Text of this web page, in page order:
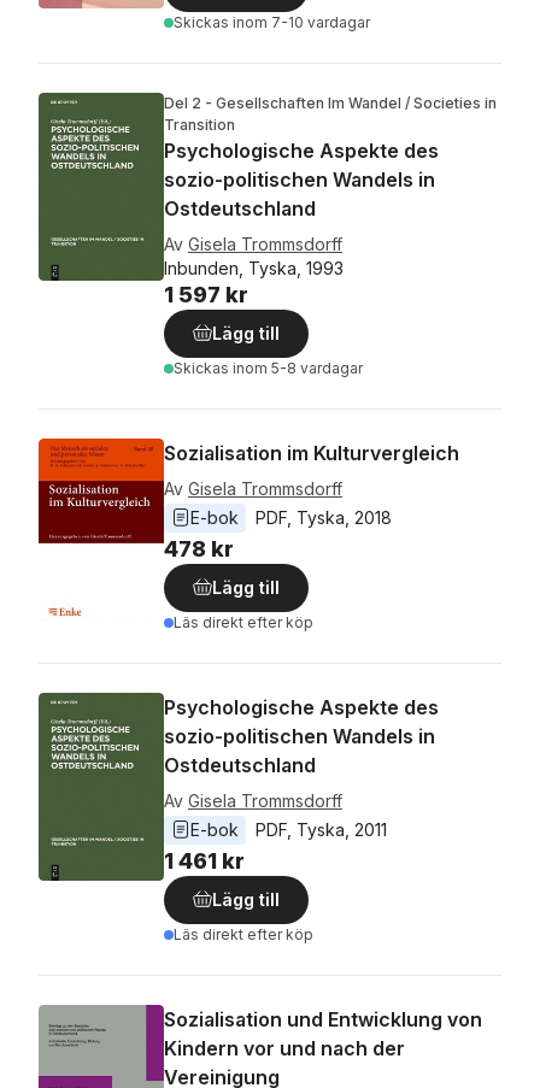
Skickas inom 7-10 vardagar
Del 2 - Gesellschaften Im Wandel / Societies in
Transition
Psychologische Aspekte des
sozio-politischen Wandels in
Ostdeutschland
Av Gisela Trommsdorff
Inbunden, Tyska, 1993
1 597 kr
Lägg till
Skickas inom 5-8 vardagar
Sozialisation im Kulturvergleich
Av Gisela Trommsdorff
E-bok
PDF Tyska 2018
478 kr
Lägg till
Läs direkt efter köp
Psychologische Aspekte des
sozio-politischen Wandels in
Ostdeutschland
Av Gisela Trommsdorff
E-bok
PDF Tyska 2011
1 461 kr
Lägg till
Läs direkt efter köp
Sozialisation und Entwicklung von
Kindern vor und nach der
Vereinigung